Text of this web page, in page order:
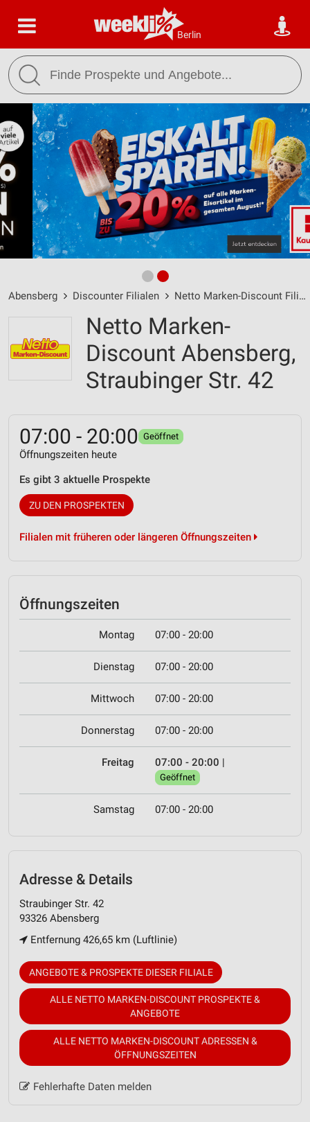
Berlin
Abensberg Discounter Filialen Netto Marken-Discount Filialen
Netto Marken-
Discount Abensberg,
Straubinger Str. 42
07:00 - 20:00 Geöffnet
Öffnungszeiten heute
Es gibt 3 aktuelle Prospekte
ZU DEN PROSPEKTEN
Filialen mit früheren oder längeren Öffnungszeiten
Öffnungszeiten
Montag 07:00 - 20:00
Dienstag 07:00 - 20:00
Mittwoch 07:00 - 20:00
Donnerstag 07:00 - 20:00
Freitag 07:00 - 20:00 |
Geöffnet
Samstag 07:00 - 20:00
Adresse & Details
Straubinger Str. 42
93326 Abensberg
Entfernung 426,65 km (Luftlinie)
ANGEBOTE & PROSPEKTE DIESER FILIALE
ALLE NETTO MARKEN-DISCOUNT PROSPEKTE &
ANGEBOTE
ALLE NETTO MARKEN-DISCOUNT ADRESSEN &
ÖFFNUNGSZEITEN
Fehlerhafte Daten melden